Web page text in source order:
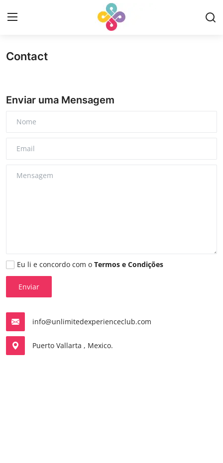
Login
Contact
Revisões
Portuguese
Contact
Enviar uma Mensagem
Eu li e concordo com o Termos e Condições
Enviar
info@unlimitedexperienceclub.com
Puerto Vallarta , Mexico.